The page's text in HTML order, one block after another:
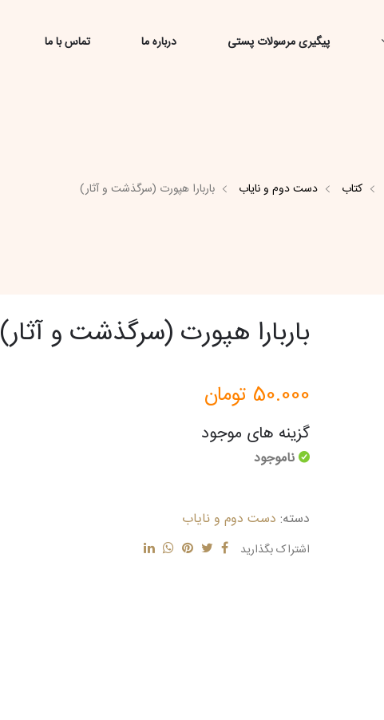
پیگیری مرسولات پستی درباره ما تماس با ما
کتاب دست دوم و نایاب باربارا هپورت (سرگذشت و آثار)
باربارا هپورت (سرگذشت و آثار)
50.000 تومان
گزینه های موجود
ناموجود
دسته: دست دوم و نایاب
اشتراک بگذارید